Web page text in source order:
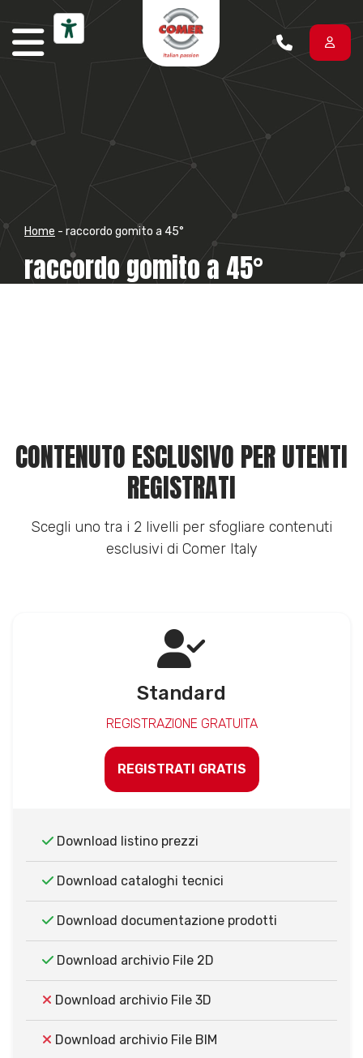
Vai al contenuto
Home - raccordo gomito a 45°
raccordo gomito a 45°
CONTENUTO ESCLUSIVO PER UTENTI
REGISTRATI
Scegli uno tra i 2 livelli per sfogliare contenuti
esclusivi di Comer Italy
Standard
REGISTRAZIONE GRATUITA
REGISTRATI GRATIS
Download listino prezzi
Download cataloghi tecnici
Download documentazione prodotti
Download archivio File 2D
Download archivio File 3D
Download archivio File BIM